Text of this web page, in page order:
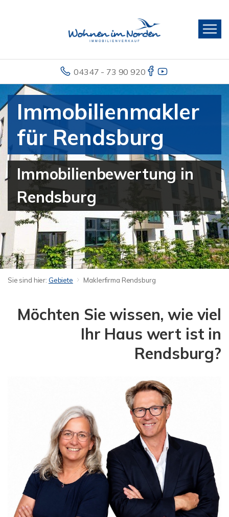
04347 - 73 90 920
Immobilienmakler
für Rendsburg
Immobilienbewertung in
Rendsburg
Sie sind hier: Gebiete Maklerfirma Rendsburg
Möchten Sie wissen, wie viel
Ihr Haus wert ist in
Rendsburg?